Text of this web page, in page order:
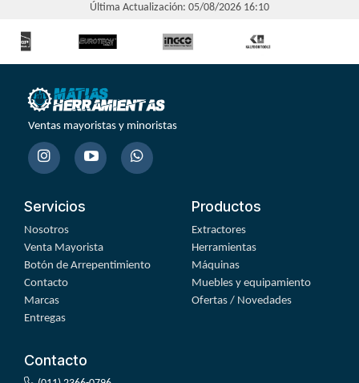
Última Actualización: 05/08/2026 16:10
Ventas mayoristas y minoristas
Servicios
Nosotros
Venta Mayorista
Botón de Arrepentimiento
Contacto
Marcas
Entregas
Productos
Extractores
Herramientas
Máquinas
Muebles y equipamiento
Ofertas / Novedades
Contacto